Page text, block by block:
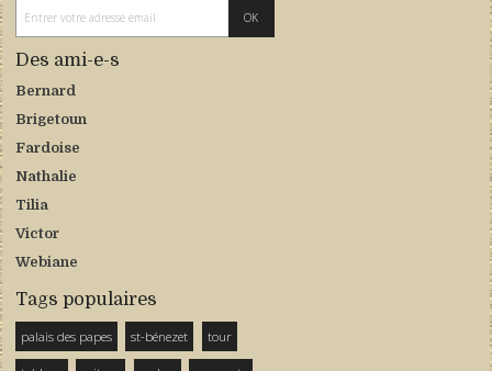
Des ami-e-s
Bernard
Brigetoun
Fardoise
Nathalie
Tilia
Victor
Webiane
Tags populaires
palais des papes st-bénezet tour